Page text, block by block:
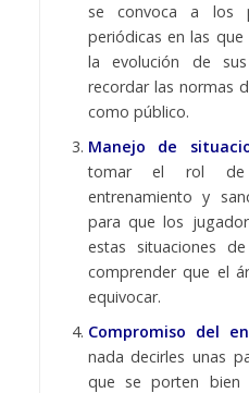
se convoca a los
periódicas en las
la evolución de
recordar las normas
como público.
Manejo de
tomar el rol de
entrenamiento y
para que los
estas situaciones
comprender que el
equivocar.
Compromiso del
nada decirles unas
que se porten bien